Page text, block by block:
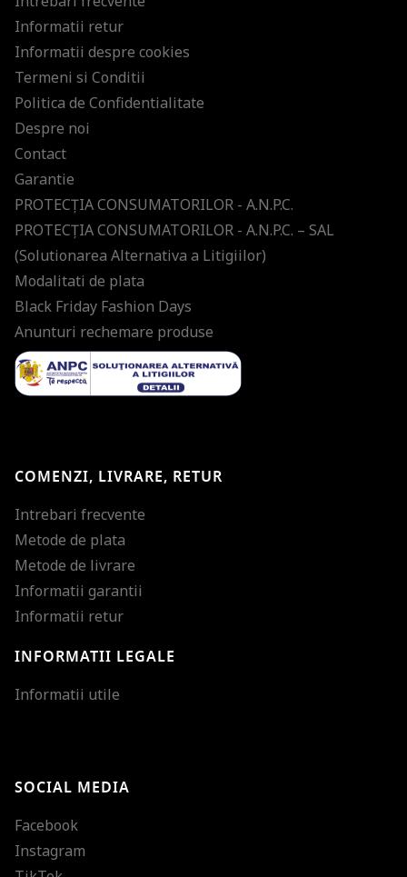
Informatii retur
Informatii despre cookies
Termeni si Conditii
Politica de Confidentialitate
Despre noi
Contact
Garantie
PROTECŢIA CONSUMATORILOR - A.N.P.C.
PROTECŢIA CONSUMATORILOR - A.N.P.C. – SAL
(Solutionarea Alternativa a Litigiilor)
Modalitati de plata
Black Friday Fashion Days
Anunturi rechemare produse
COMENZI, LIVRARE, RETUR
Intrebari frecvente
Metode de plata
Metode de livrare
Informatii garantii
Informatii retur
INFORMATII LEGALE
Informatii utile
SOCIAL MEDIA
Facebook
Instagram